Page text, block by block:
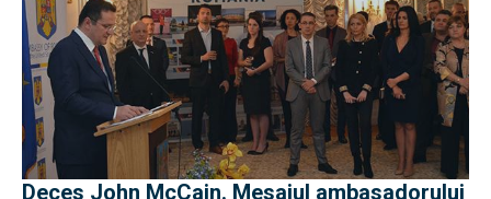
Deces John McCain. Mesajul ambasadorului